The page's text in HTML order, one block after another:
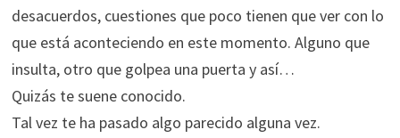
desacuerdos, cuestiones que poco tienen que ver con lo
que está aconteciendo en este momento. Alguno que
insulta, otro que golpea una puerta y así…
Quizás te suene conocido.
Tal vez te ha pasado algo parecido alguna vez.